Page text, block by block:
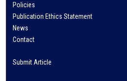
Policies
Publication Ethics Statement
News
Contact
Submit Article